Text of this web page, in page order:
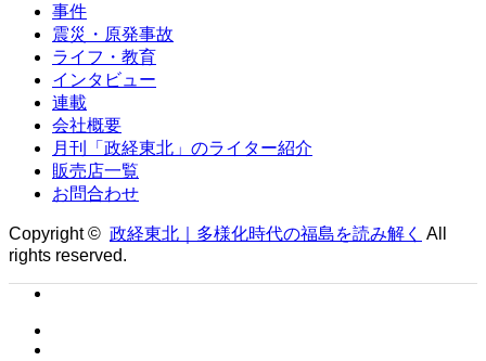
事件
震災・原発事故
ライフ・教育
インタビュー
連載
会社概要
月刊「政経東北」のライター紹介
販売店一覧
お問合わせ
Copyright © 政経東北｜多様化時代の福島を読み解く All
rights reserved.